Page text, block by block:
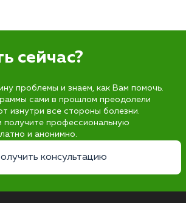
сейчас?
проблемы и знаем, как Вам помочь.
сами в прошлом преодолели
изнутри все стороны болезни.
получите профессиональную
и анонимно.
консультацию